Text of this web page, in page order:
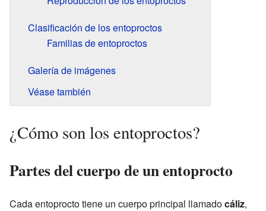
Clasificación de los entoproctos
Familias de entoproctos
Galería de imágenes
Véase también
¿Cómo son los entoproctos?
Partes del cuerpo de un entoprocto
Cada entoprocto tiene un cuerpo principal llamadocáliz,